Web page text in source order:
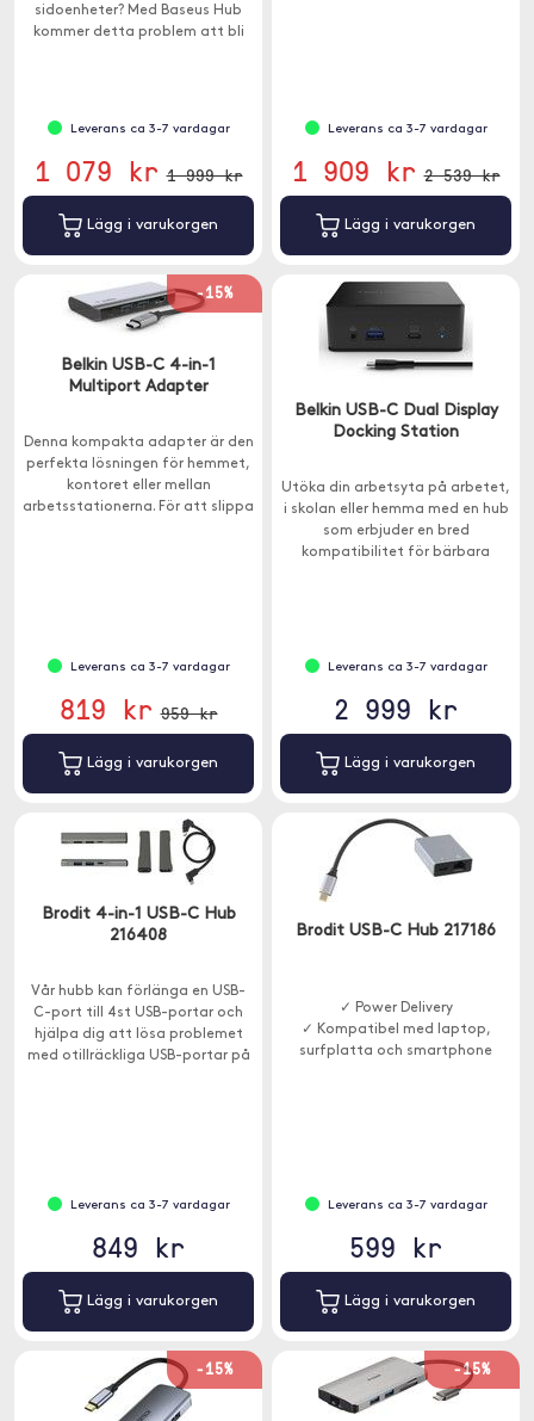
sidoenheter? Med Baseus Hub
kommer detta problem att bli
Leverans ca 3-7 vardagar
1 079 kr 1 999 kr
Lägg i varukorgen
Leverans ca 3-7 vardagar
1 909 kr 2 539 kr
Lägg i varukorgen
-15%
Belkin USB-C 4-in-1
Multiport Adapter
Denna kompakta adapter är den
perfekta lösningen för hemmet,
kontoret eller mellan
arbetsstationerna. För att slippa
Leverans ca 3-7 vardagar
819 kr 959 kr
Lägg i varukorgen
Belkin USB-C Dual Display
Docking Station
Utöka din arbetsyta på arbetet,
i skolan eller hemma med en hub
som erbjuder en bred
kompatibilitet för bärbara
Leverans ca 3-7 vardagar
2 999 kr
Lägg i varukorgen
Brodit 4-in-1 USB-C Hub
216408
Vår hubb kan förlänga en USB-
C-port till 4st USB-portar och
hjälpa dig att lösa problemet
med otillräckliga USB-portar på
Leverans ca 3-7 vardagar
849 kr
Lägg i varukorgen
Brodit USB-C Hub 217186
✓ Power Delivery
✓ Kompatibel med laptop,
surfplatta och smartphone
Leverans ca 3-7 vardagar
599 kr
Lägg i varukorgen
-15% -15%